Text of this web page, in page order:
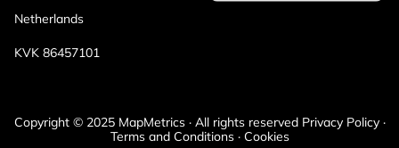
Netherlands
KVK 86457101
Copyright © 2025 MapMetrics · All rights reserved Privacy Policy ·
Terms and Conditions · Cookies